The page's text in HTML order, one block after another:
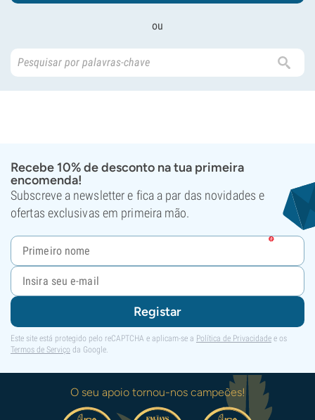
ou
Recebe 10% de desconto na tua primeira
encomenda!
Subscreve a newsletter e fica a par das novidades e
ofertas exclusivas em primeira mão.
Registar
Este site está protegido pelo reCAPTCHA e aplicam-se a Política de Privacidade e os
Termos de Serviço da Google.
O seu apoio tornou-nos campeões!